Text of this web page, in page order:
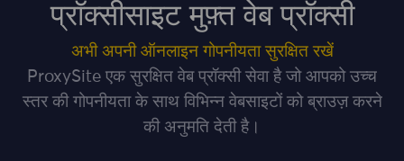
प्रॉक्सीसाइट मुफ़्त वेब प्रॉक्सी
अभी अपनी ऑनलाइन गोपनीयता सुरक्षित रखें
ProxySite एक सुरक्षित वेब प्रॉक्सी सेवा है जो आपको उच्च
स्तर की गोपनीयता के साथ विभिन्न वेबसाइटों को ब्राउज़ करने
की अनुमति देती है।